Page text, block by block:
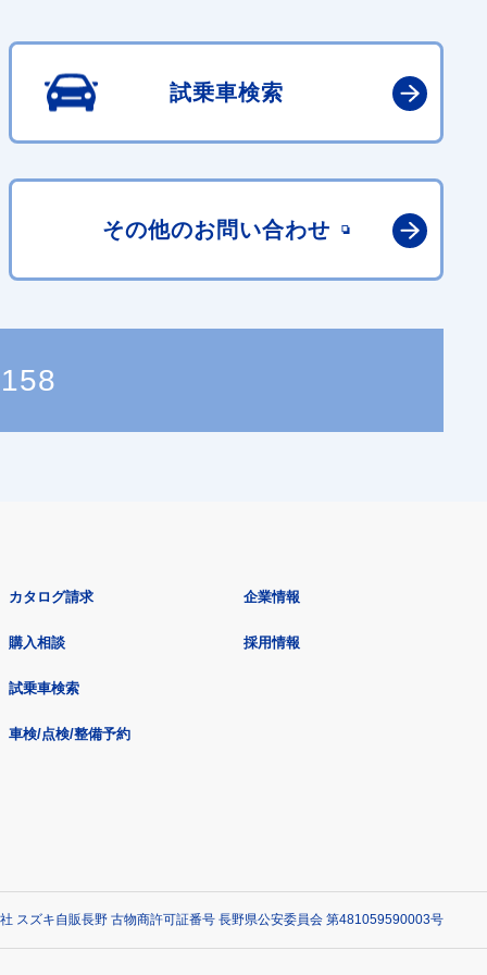
試乗車検索
その他のお問い合わせ
カタログ請求
購入相談
試乗車検索
車検/点検/整備予約
企業情報
採用情報
スズキ自販長野 古物商許可証番号 長野県公安委員会 第481059590003号